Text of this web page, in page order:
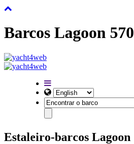
Barcos Lagoon 570
Estaleiro-barcos Lagoon